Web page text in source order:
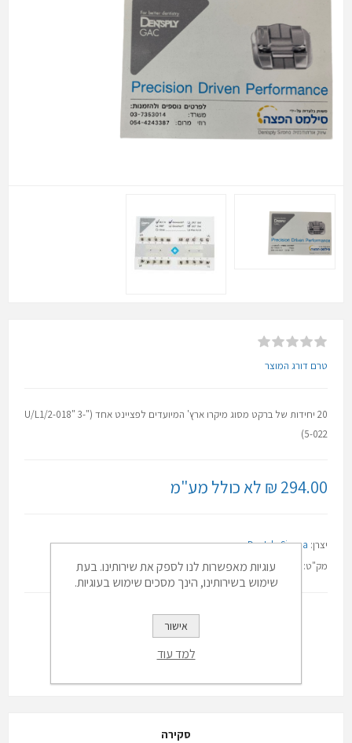
טרם דורג המוצר
20 יחידות של ברקט מסוג מיקרו ארץ' המיועדים לפציינט אחד ("U/L1/2-018" 3-
5-022)
294.00 ₪ לא כולל מע"מ
יצרן: Dentsly Sirona
מק"ט:
20-021-A KIT
סקירה
עוגיות מאפשרות לנו לספק את שירותינו. בעת
שימוש בשירותינו, הינך מסכים שימוש בעוגיות.
אישור
למד עוד